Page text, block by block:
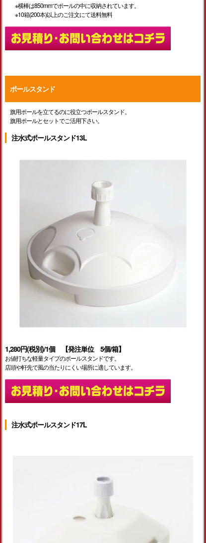
※横棒は850mmでポールの中に収納されています。
※10箱(200本)以上のご注文にて送料無料
ポールスタンド
旗用ポールを立てるのに役立つポールスタンド。
旗用ポールとセットでご活用下さい。
注水式ポールスタンド13L
1,280円(税別)/1個 【発注単位 5個/箱】
お値打ちな軽量タイプのポールスタンドです。
店頭や軒先で風の当たりにくい場所に適しています。
注水式ポールスタンド17L